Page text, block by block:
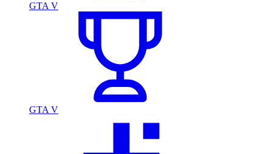
GTA V
GTA V